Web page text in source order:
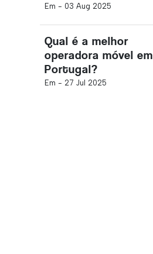
Em - 03 Aug 2025
Qual é a melhor
operadora móvel em
Portugal?
Em - 27 Jul 2025